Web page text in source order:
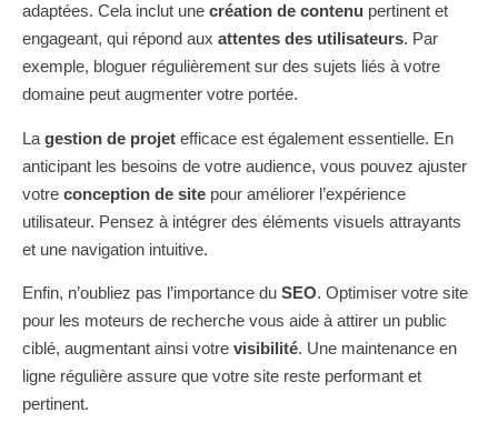
adaptées. Cela inclut une création de contenu pertinent et
engageant, qui répond aux attentes des utilisateurs. Par
exemple, bloguer régulièrement sur des sujets liés à votre
domaine peut augmenter votre portée.
La gestion de projet efficace est également essentielle. En
anticipant les besoins de votre audience, vous pouvez ajuster
votre conception de site pour améliorer l’expérience
utilisateur. Pensez à intégrer des éléments visuels attrayants
et une navigation intuitive.
Enfin, n’oubliez pas l’importance du SEO. Optimiser votre site
pour les moteurs de recherche vous aide à attirer un public
ciblé, augmentant ainsi votre visibilité. Une maintenance en
ligne régulière assure que votre site reste performant et
pertinent.